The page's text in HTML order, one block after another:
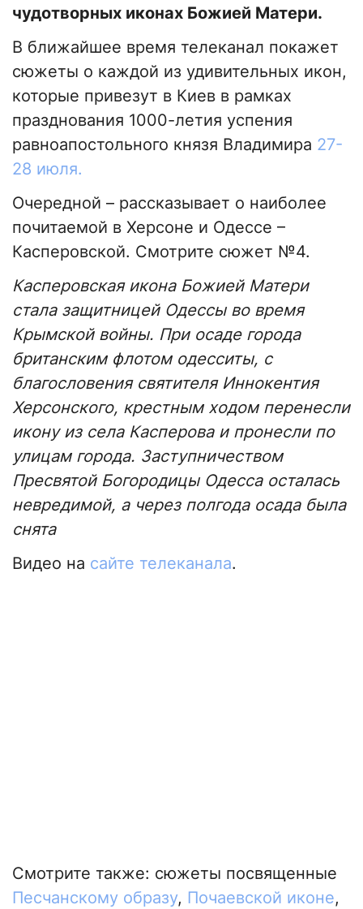
чудотворных иконах Божией Матери.
В ближайшее время телеканал покажет
сюжеты о каждой из удивительных икон,
которые привезут в Киев в рамках
празднования 1000-летия успения
равноапостольного князя Владимира 27-
28 июля.
Очередной – рассказывает о наиболее
почитаемой в Херсоне и Одессе –
Касперовской. Смотрите сюжет №4.
Касперовская икона Божией Матери
стала защитницей Одессы во время
Крымской войны. При осаде города
британским флотом одесситы, с
благословения святителя Иннокентия
Херсонского, крестным ходом перенесли
икону из села Касперова и пронесли по
улицам города. Заступничеством
Пресвятой Богородицы Одесса осталась
невредимой, а через полгода осада была
снята
Видео на сайте телеканала.
Смотрите также: сюжеты посвященные
Песчанскому образу, Почаевской иконе,